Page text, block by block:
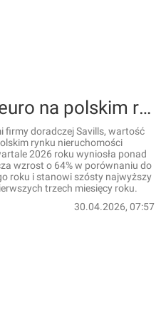
Ponad 1,05 mld euro na polskim rynku inwestycyjnym w 1 kw. 2026 r. – ożywienie i powrót kapitału azjatyckiego [RAPORT]
firmy doradczej Savills, wartość
rynku nieruchomości
2026 roku wyniosła ponad
wzrost o 64% w porównaniu do
roku i stanowi szósty najwyższy
trzech miesięcy roku.
30.04.2026, 07:57